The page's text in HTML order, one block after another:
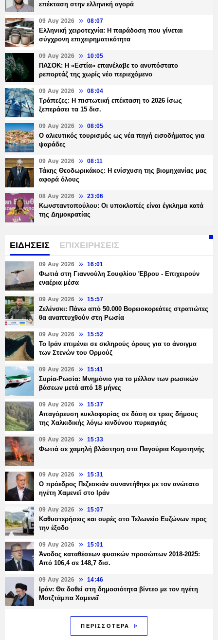
επέκταση στην ελληνική αγορά
09 Αυγ 2026 08:07
Ελληνική χειροτεχνία: Η παράδοση που γίνεται
σύγχρονη επιχειρηματικότητα
09 Αυγ 2026 10:05
ΠΑΣΟΚ: Η «Εστία» επανέλαβε το ανυπόστατο
ρεπορτάζ της χωρίς νέο περιεχόμενο
09 Αυγ 2026 08:04
Τράπεζες: H πιστωτική επέκταση το 2026 ίσως
ξεπεράσει τα 15 δισ.
09 Αυγ 2026 08:05
Ο αλιευτικός τουρισμός ως νέα πηγή εισοδήματος για
ψαράδες
09 Αυγ 2026 08:11
Τάκης Θεοδωρικάκος: Η ενίσχυση της βιομηχανίας μας
αφορά όλους
08 Αυγ 2026 23:06
Κωνσταντοπούλου: Οι υποκλοπές είναι έγκλημα κατά
της Δημοκρατίας
ΕΙΔΗΣΕΙΣ ΕΠΙΧΕΙΡΗΣΕΙΣ
09 Αυγ 2026 16:01
Φωτιά στη Γιαννούλη Σουφλίου Έβρου - Επιχειρούν
εναέρια μέσα
09 Αυγ 2026 15:57
Ζελένσκι: Πάνω από 50.000 Βορειοκορεάτες στρατιώτες
θα αναπτυχθούν στη Ρωσία
09 Αυγ 2026 15:52
Το Ιράν επιμένει σε σκληρούς όρους για το άνοιγμα
των Στενών του Ορμούζ
09 Αυγ 2026 15:41
Συρία-Ρωσία: Μνημόνιο για το μέλλον των ρωσικών
βάσεων μετά από 18 μήνες
09 Αυγ 2026 15:37
Απαγόρευση κυκλοφορίας σε δάση σε τρεις δήμους
της Χαλκιδικής λόγω κινδύνου πυρκαγιάς
09 Αυγ 2026 15:33
Φωτιά σε χαμηλή βλάστηση στα Παγούρια Κομοτηνής
09 Αυγ 2026 15:31
Ο πρόεδρος Πεζεσκιάν συναντήθηκε με τον ανώτατο
ηγέτη Χαμενεΐ στο Ιράν
09 Αυγ 2026 15:07
Καθυστερήσεις και ουρές στο Τελωνείο Ευζώνων προς
την έξοδο
09 Αυγ 2026 15:01
Άνοδος καταθέσεων φυσικών προσώπων 2018-2025:
Από 106,4 σε 148,7 δισ.
09 Αυγ 2026 14:46
Ιράν: Θα δοθεί στη δημοσιότητα βίντεο με τον ηγέτη
Μοτζτάμπα Χαμενεΐ
ΠΕΡΙΣΣΟΤΕΡΑ